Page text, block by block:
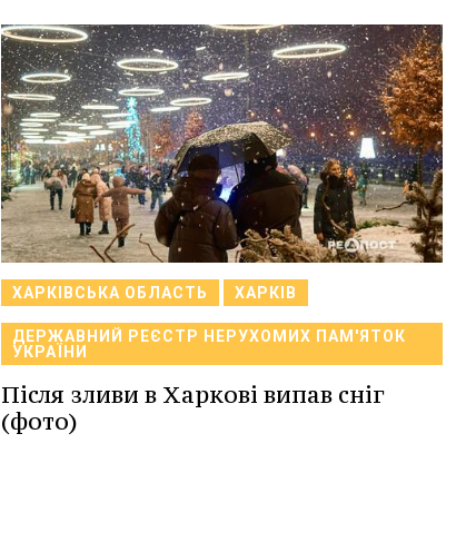
ХАРКІВСЬКА ОБЛАСТЬ ХАРКІВ
ДЕРЖАВНИЙ РЕЄСТР НЕРУХОМИХ ПАМ'ЯТОК
УКРАЇНИ
Після зливи в Харкові випав сніг
(фото)